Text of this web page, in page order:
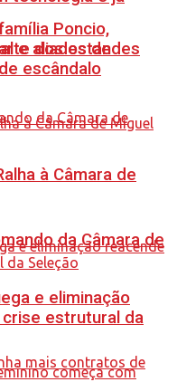
dos estandes
da Câmara de
Poncio,
e aliados de
escândalo
à Câmara de
e eliminação
estrutural da